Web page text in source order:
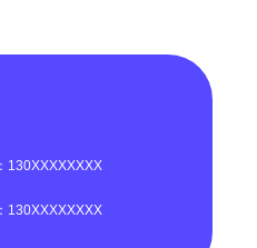
130XXXXXXXX
130XXXXXXXX